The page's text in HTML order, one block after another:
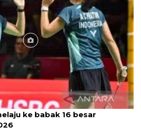
ke babak 16 besar